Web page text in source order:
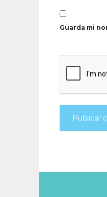
Guarda mi